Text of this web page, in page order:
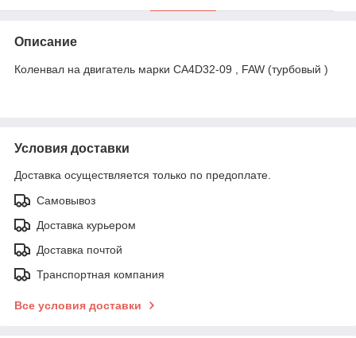
Описание
Коленвал на двигатель марки CA4D32-09 , FAW (турбовый )
Условия доставки
Доставка осуществляется только по предоплате.
Самовывоз
Доставка курьером
Доставка почтой
Транспортная компания
Все условия доставки